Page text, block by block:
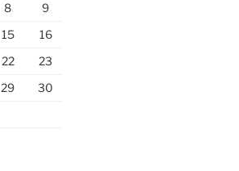
8
9
15
16
22
23
29
30